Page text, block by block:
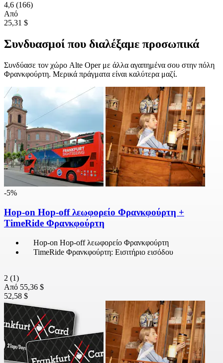
4,6 (166)
Από
25,31 $
Συνδυασμοί που διαλέξαμε προσωπικά
Συνδύασε τον χώρο Alte Oper με άλλα αγαπημένα σου στην πόλη
Φρανκφούρτη. Μερικά πράγματα είναι καλύτερα μαζί.
-5%
Hop-on Hop-off λεωφορείο Φρανκφούρτη +
TimeRide Φρανκφούρτη
Hop-on Hop-off λεωφορείο Φρανκφούρτη
TimeRide Φρανκφούρτη: Εισιτήριο εισόδου
2 (1)
Από 55,36 $
52,58 $